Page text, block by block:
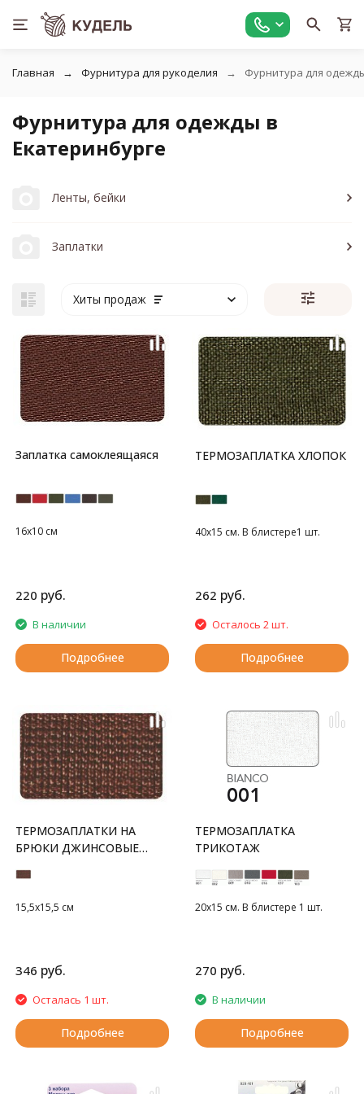
Главная Фурнитура для рукоделия Фурнитура для
Фурнитура для одежды в
Екатеринбурге
Ленты, бейки
Заплатки
Хиты продаж
Заплатка самоклеящаяся
16х10 см
220 руб.
В наличии
Подробнее
ТЕРМОЗАПЛАТКА ХЛОПОК
40х15 см. В блистере1 шт.
262 руб.
Осталось 2 шт.
Подробнее
ТЕРМОЗАПЛАТКИ НА
БРЮКИ ДЖИНСОВЫЕ
15,5x15,5 см
346 руб.
Осталась 1 шт.
Подробнее
ТЕРМОЗАПЛАТКА
ТРИКОТАЖ
20х15 см. В блистере 1 шт.
270 руб.
В наличии
Подробнее